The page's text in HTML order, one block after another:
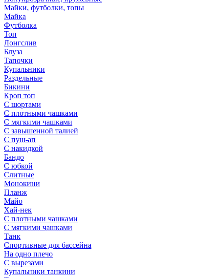
Майки, футболки, топы
Майка
Футболка
Топ
Лонгслив
Блуза
Тапочки
Купальники
Раздельные
Бикини
Кроп топ
С шортами
С плотными чашками
С мягкими чашками
С завышенной талией
С пуш-ап
С накидкой
Бандо
С юбкой
Слитные
Монокини
Планж
Майо
Хай-нек
С плотными чашками
С мягкими чашками
Танк
Спортивные для бассейна
На одно плечо
С вырезами
Купальники танкини